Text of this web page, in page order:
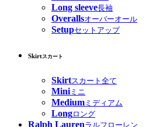
Long sleeve長袖
Overallsオーバーオール
Setupセットアップ
Skirtスカート
Skirtスカート全て
Miniミニ
Medium ミディアム
Longロング
Ralph Laurenラルフローレン